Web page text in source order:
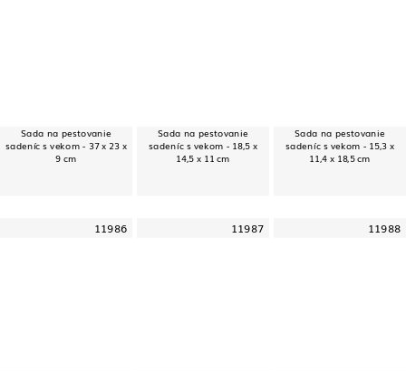
Sada na pestovanie
sadeníc s vekom - 37 x 23 x
9 cm
Sada na pestovanie
sadeníc s vekom - 18,5 x
14,5 x 11 cm
Sada na pestovanie
sadeníc s vekom - 15,3 x
11,4 x 18,5 cm
11986 11987 11988